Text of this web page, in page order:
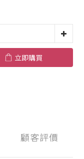
立即購買
顧客評價